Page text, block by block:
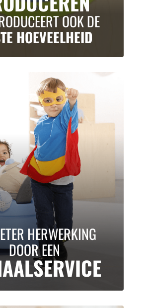
OOK DE
HOEVEELHEID
HERWERKING
DOOR EEN